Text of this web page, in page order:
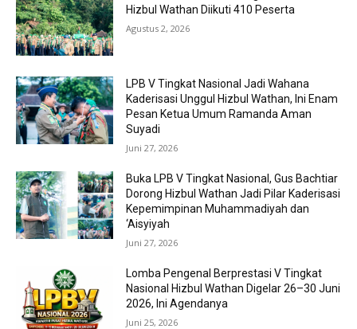
Hizbul Wathan Diikuti 410 Peserta
Agustus 2, 2026
LPB V Tingkat Nasional Jadi Wahana
Kaderisasi Unggul Hizbul Wathan, Ini Enam
Pesan Ketua Umum Ramanda Aman
Suyadi
Juni 27, 2026
Buka LPB V Tingkat Nasional, Gus Bachtiar
Dorong Hizbul Wathan Jadi Pilar Kaderisasi
Kepemimpinan Muhammadiyah dan
‘Aisyiyah
Juni 27, 2026
Lomba Pengenal Berprestasi V Tingkat
Nasional Hizbul Wathan Digelar 26–30 Juni
2026, Ini Agendanya
Juni 25, 2026